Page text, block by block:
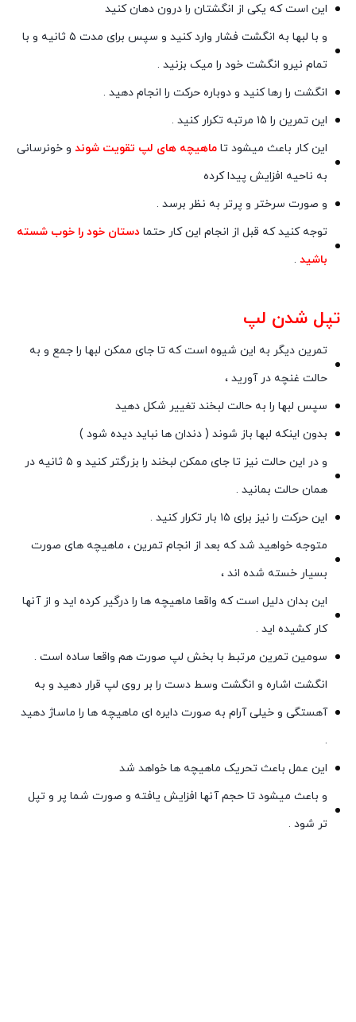
این است که یکی از انگشتان را درون دهان کنید
و با لبها به انگشت فشار وارد کنید و سپس برای مدت ۵ ثانیه و با
تمام نیرو انگشت خود را میک بزنید .
انگشت را رها کنید و دوباره حرکت را انجام دهید .
این تمرین را ۱۵ مرتبه تکرار کنید .
این کار باعث میشود تا ماهیچه های لپ تقویت شوند و خونرسانی
به ناحیه افزایش پیدا کرده
و صورت سرختر و پرتر به نظر برسد .
توجه کنید که قبل از انجام این کار حتما دستان خود را خوب شسته
باشید .
تپل شدن لپ
تمرین دیگر به این شیوه است که تا جای ممکن لبها را جمع و به
حالت غنچه در آورید ،
سپس لبها را به حالت لبخند تغییر شکل دهید
بدون اینکه لبها باز شوند ( دندان ها نباید دیده شود )
و در این حالت نیز تا جای ممکن لبخند را بزرگتر کنید و ۵ ثانیه در
همان حالت بمانید .
این حرکت را نیز برای ۱۵ بار تکرار کنید .
متوجه خواهید شد که بعد از انجام تمرین ، ماهیچه های صورت
بسیار خسته شده اند ،
این بدان دلیل است که واقعا ماهیچه ها را درگیر کرده اید و از آنها
کار کشیده اید .
سومین تمرین مرتبط با بخش لپ صورت هم واقعا ساده است .
انگشت اشاره و انگشت وسط دست را بر روی لپ قرار دهید و به
آهستگی و خیلی آرام به صورت دایره ای ماهیچه ها را ماساژ دهید
.
این عمل باعث تحریک ماهیچه ها خواهد شد
و باعث میشود تا حجم آنها افزایش یافته و صورت شما پر و تپل
تر شود .